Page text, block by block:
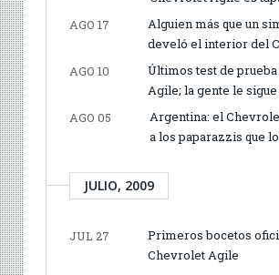
AGO 17
Alguien más que un
develó el interior del
AGO 10
Últimos test de
Agile; la gente le
AGO 05
Argentina: el
a los paparazzis que
JULIO, 2009
JUL 27
Primeros bocetos
Chevrolet Agile